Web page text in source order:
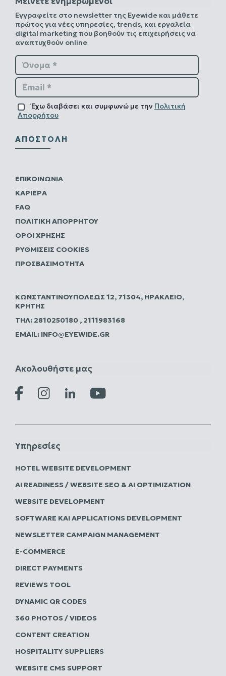
Εγγραφείτε στο newsletter της Eyewide και μάθετε
πρώτος για νέες υπηρεσίες, trends, και εργαλεία
digital marketing που βοηθούν τις επιχειρήσεις να
αναπτυχθούν online
Όνομα *
Email *
Έχω διαβάσει και συμφωνώ με την Πολιτική
Απορρήτου
ΑΠΟΣΤΟΛΉ
ΕΠΙΚΟΙΝΩΝΊΑ
ΚΑΡΙΈΡΑ
FAQ
ΠΟΛΙΤΙΚΗ ΑΠΟΡΡΗΤΟΥ
ΌΡΟΙ ΧΡΉΣΗΣ
ΡΥΘΜΊΣΕΙΣ COOKIES
ΠΡΟΣΒΑΣΙΜΌΤΗΤΑ
ΚΩΝΣΤΑΝΤΙΝΟΥΠΌΛΕΩΣ 12, 71304, ΗΡΆΚΛΕΙΟ,
ΚΡΉΤΗΣ
ΤΗΛ: 2810250180 , 2111983168
EMAIL: INFO@EYEWIDE.GR
Ακολουθήστε μας
Υπηρεσίες
HOTEL WEBSITE DEVELOPMENT
AI READINESS / WEBSITE SEO & AI OPTIMIZATION
WEBSITE DEVELOPMENT
SOFTWARE ΚΑΙ APPLICATIONS DEVELOPMENT
NEWSLETTER CAMPAIGN MANAGEMENT
E-COMMERCE
DIRECT PAYMENTS
REVIEWS TOOL
DYNAMIC QR CODES
360 PHOTOS / VIDEOS
CONTENT CREATION
HOSPITALITY SUPPLIERS
WEBSITE CMS SUPPORT